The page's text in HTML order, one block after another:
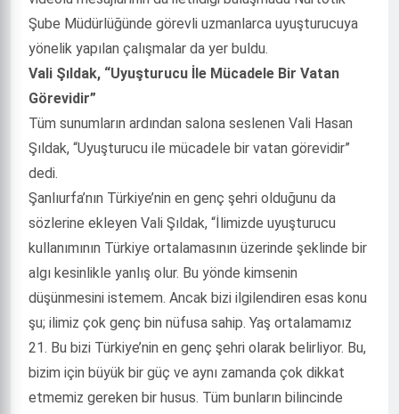
Şube Müdürlüğünde görevli uzmanlarca uyuşturucuya
yönelik yapılan çalışmalar da yer buldu.
Vali Şıldak, “Uyuşturucu İle Mücadele Bir Vatan
Görevidir”
Tüm sunumların ardından salona seslenen Vali Hasan
Şıldak, “Uyuşturucu ile mücadele bir vatan görevidir”
dedi.
Şanlıurfa’nın Türkiye’nin en genç şehri olduğunu da
sözlerine ekleyen Vali Şıldak, “İlimizde uyuşturucu
kullanımının Türkiye ortalamasının üzerinde şeklinde bir
algı kesinlikle yanlış olur. Bu yönde kimsenin
düşünmesini istemem. Ancak bizi ilgilendiren esas konu
şu; ilimiz çok genç bin nüfusa sahip. Yaş ortalamamız
21. Bu bizi Türkiye’nin en genç şehri olarak belirliyor. Bu,
bizim için büyük bir güç ve aynı zamanda çok dikkat
etmemiz gereken bir husus. Tüm bunların bilincinde